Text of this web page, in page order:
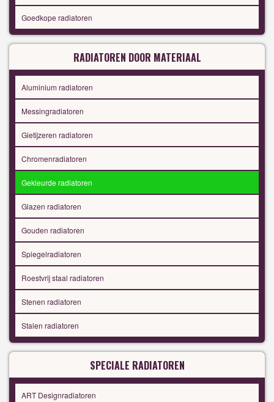
Goedkope radiatoren
RADIATOREN DOOR MATERIAAL
Aluminium radiatoren
Messingradiatoren
Gietijzeren radiatoren
Chromenradiatoren
Gekleurde radiatoren
Glazen radiatoren
Gouden radiatoren
Spiegelradiatoren
Roestvrij staal radiatoren
Stenen radiatoren
Stalen radiatoren
SPECIALE RADIATOREN
ART Designradiatoren